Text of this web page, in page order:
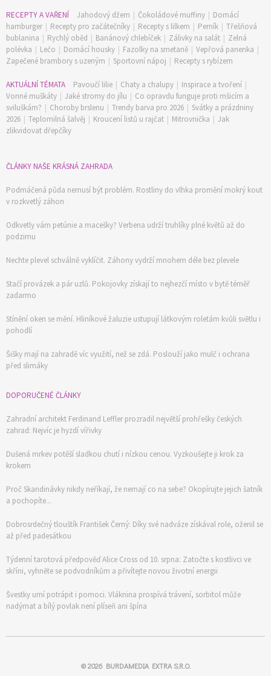
RECEPTY A VAŘENÍ Jahodový džem | Čokoládové muffiny | Domácí
hamburger | Recepty pro začátečníky | Recepty s lilkem | Perník | Třešňová
bublanina | Rychlý oběd | Banánový chlebíček | Zálivky na salát | Zelná
polévka | Lečo | Domácí housky | Fazolky na smetaně | Vepřová panenka |
Zapečené brambory s uzeným | Sportovní nápoj | Recepty s rybízem
AKTUÁLNÍ TÉMATA Pavoučí lilie | Chaty a chalupy | Inspirace a tvoření |
Vonné muškáty | Jaké stromy do jílu | Co opravdu funguje proti mšicím a
sviluškám? | Choroby brslenu | Trendy barva pro 2026 | Svátky a prázdniny
2026 | Teplomilná šalvěj | Kroucení listů u rajčat | Mitrovnička | Jak
zlikvidovat dřepčíky
ČLÁNKY NAŠE KRÁSNÁ ZAHRADA
Podmáčená půda nemusí být problém. Rostliny do vlhka promění mokrý kout
v rozkvetlý záhon
Odkvetly vám petúnie a macešky? Verbena udrží truhlíky plné květů až do
podzimu
Nechte plevel schválně vyklíčit. Záhony vydrží mnohem déle bez plevele
Stačí provázek a pár uzlů. Pokojovky získají to nejhezčí místo v bytě téměř
zadarmo
Stínění oken se mění. Hliníkové žaluzie ustupují látkovým roletám kvůli světlu i
pohodlí
Šišky mají na zahradě víc využití, než se zdá. Poslouží jako mulč i ochrana
před slimáky
DOPORUČENÉ ČLÁNKY
Zahradní architekt Ferdinand Leffler prozradil největší prohřešky českých
zahrad: Nejvíc je hyzdí vířivky
Dušená mrkev potěší sladkou chutí i nízkou cenou. Vyzkoušejte ji krok za
krokem
Proč Skandinávky nikdy neříkají, že nemají co na sebe? Okopírujte jejich šatník
a pochopíte...
Dobrosrdečný tlouštík František Černý: Díky své nadváze získával role, oženil se
až před padesátkou
Týdenní tarotová předpověď Alice Cross od 10. srpna: Zatočte s kostlivci ve
skříni, vyhněte se podvodníkům a přivítejte novou životní energii
Švestky umí potrápit i pomoci. Vláknina prospívá trávení, sorbitol může
nadýmat a bílý povlak není plíseň ani špína
© 2026 BURDAMEDIA EXTRA S.R.O.